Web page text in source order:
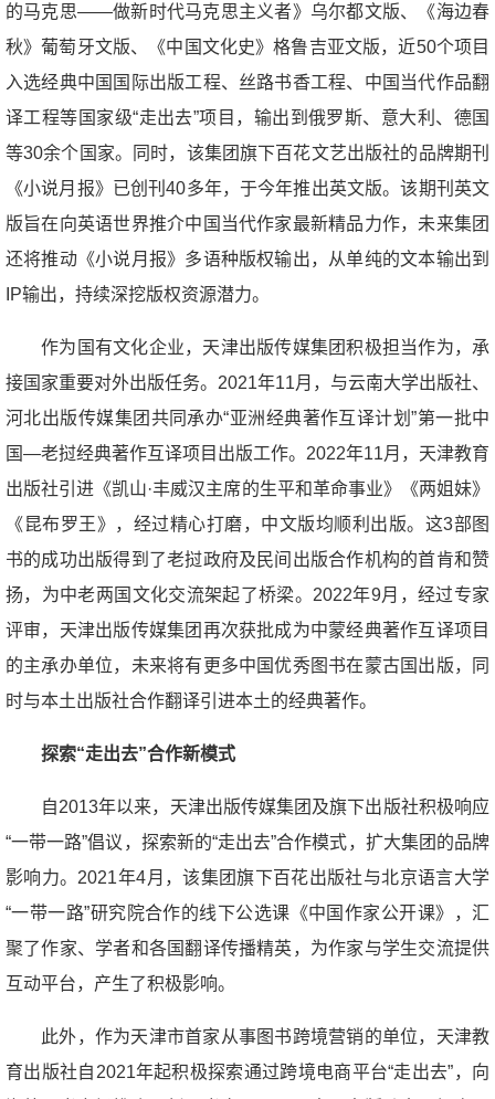
的马克思——做新时代马克思主义者》乌尔都文版、《海边春
秋》葡萄牙文版、《中国文化史》格鲁吉亚文版，近50个项目
入选经典中国国际出版工程、丝路书香工程、中国当代作品翻
译工程等国家级“走出去”项目，输出到俄罗斯、意大利、德国
等30余个国家。同时，该集团旗下百花文艺出版社的品牌期刊
《小说月报》已创刊40多年，于今年推出英文版。该期刊英文
版旨在向英语世界推介中国当代作家最新精品力作，未来集团
还将推动《小说月报》多语种版权输出，从单纯的文本输出到
IP输出，持续深挖版权资源潜力。
作为国有文化企业，天津出版传媒集团积极担当作为，承
接国家重要对外出版任务。2021年11月，与云南大学出版社、
河北出版传媒集团共同承办“亚洲经典著作互译计划”第一批中
国—老挝经典著作互译项目出版工作。2022年11月，天津教育
出版社引进《凯山·丰威汉主席的生平和革命事业》《两姐妹》
《昆布罗王》，经过精心打磨，中文版均顺利出版。这3部图
书的成功出版得到了老挝政府及民间出版合作机构的首肯和赞
扬，为中老两国文化交流架起了桥梁。2022年9月，经过专家
评审，天津出版传媒集团再次获批成为中蒙经典著作互译项目
的主承办单位，未来将有更多中国优秀图书在蒙古国出版，同
时与本土出版社合作翻译引进本土的经典著作。
探索“走出去”合作新模式
自2013年以来，天津出版传媒集团及旗下出版社积极响应
“一带一路”倡议，探索新的“走出去”合作模式，扩大集团的品牌
影响力。2021年4月，该集团旗下百花出版社与北京语言大学
“一带一路”研究院合作的线下公选课《中国作家公开课》，汇
聚了作家、学者和各国翻译传播精英，为作家与学生交流提供
互动平台，产生了积极影响。
此外，作为天津市首家从事图书跨境营销的单位，天津教
育出版社自2021年起积极探索通过跨境电商平台“走出去”，向